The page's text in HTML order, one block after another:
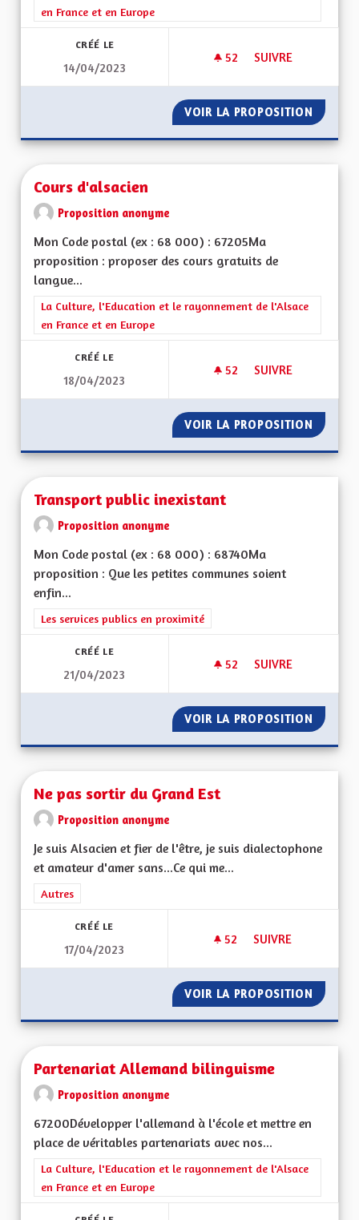
en France et en Europe
CRÉÉ LE
14/04/2023
52 52 ABONNÉS
SUIVRE
VOIR LA PROPOSITION
Cours d'alsacien
Proposition anonyme
Mon Code postal (ex : 68 000) : 67205Ma
proposition : proposer des cours gratuits de
langue...
Filtrer les résultats de la catégorie : La Culture, l'Education et
La Culture, l'Education et le rayonnement de l'Alsace
en France et en Europe
CRÉÉ LE
18/04/2023
52 52 ABONNÉS
SUIVRE
VOIR LA PROPOSITION
Transport public inexistant
Proposition anonyme
Mon Code postal (ex : 68 000) : 68740Ma
proposition : Que les petites communes soient
enfin...
Filtrer les résultats de la catégorie : Les services publics en
Les services publics en proximité
CRÉÉ LE
21/04/2023
52 52 ABONNÉS
SUIVRE
VOIR LA PROPOSITION
Ne pas sortir du Grand Est
Proposition anonyme
Je suis Alsacien et fier de l'être, je suis dialectophone
et amateur d'amer sans...Ce qui me...
Filtrer les résultats de la catégorie : Autres
Autres
CRÉÉ LE
17/04/2023
52 52 ABONNÉS
SUIVRE
VOIR LA PROPOSITION NE
Partenariat Allemand bilinguisme
Proposition anonyme
67200Développer l'allemand à l'école et mettre en
place de véritables partenariats avec nos...
Filtrer les résultats de la catégorie : La Culture, l'Education et
La Culture, l'Education et le rayonnement de l'Alsace
en France et en Europe